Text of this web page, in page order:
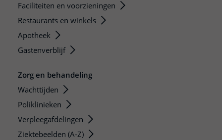
Faciliteiten en voorzieningen
Restaurants en winkels
Apotheek
Gastenverblijf
Zorg en behandeling
Wachttijden
Poliklinieken
Verpleegafdelingen
Ziektebeelden (A-Z)